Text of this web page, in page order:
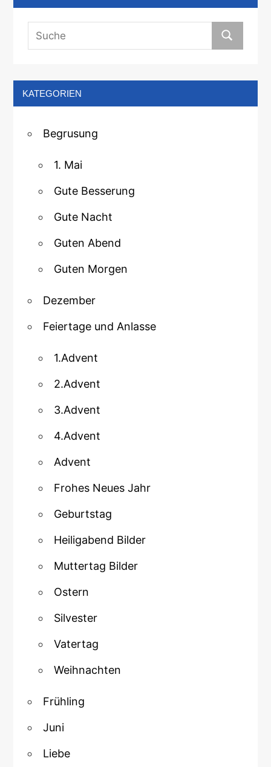
KATEGORIEN
Begrusung
1. Mai
Gute Besserung
Gute Nacht
Guten Abend
Guten Morgen
Dezember
Feiertage und Anlasse
1.Advent
2.Advent
3.Advent
4.Advent
Advent
Frohes Neues Jahr
Geburtstag
Heiligabend Bilder
Muttertag Bilder
Ostern
Silvester
Vatertag
Weihnachten
Frühling
Juni
Liebe